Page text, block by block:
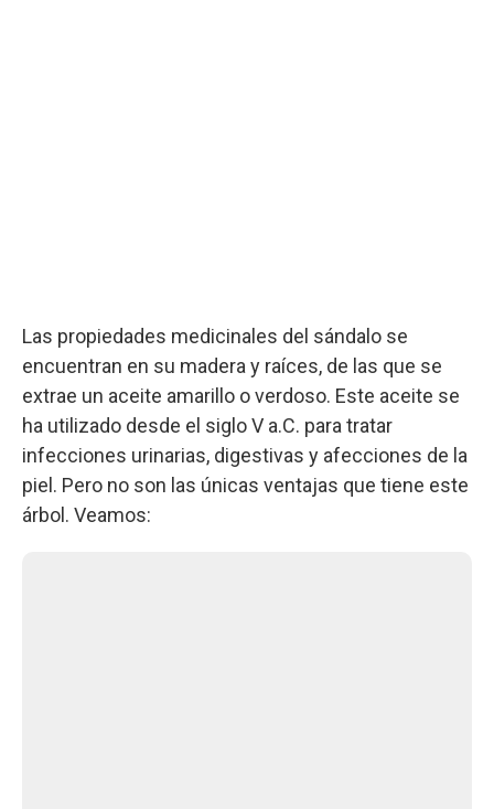
Las propiedades medicinales del sándalo se
encuentran en su madera y raíces, de las que se
extrae un aceite amarillo o verdoso. Este aceite se
ha utilizado desde el siglo V a.C. para tratar
infecciones urinarias, digestivas y afecciones de la
piel. Pero no son las únicas ventajas que tiene este
árbol. Veamos: